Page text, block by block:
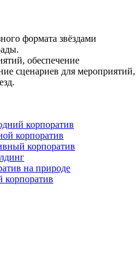
формата звёздами
обеспечение
сценариев для мероприятий,
корпоратив
корпоратив
корпоратив
на природе
корпоратив